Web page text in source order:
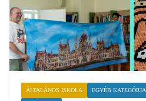
ÁLTALÁNOS ISKOLA EGYÉB KATEGÓRIA